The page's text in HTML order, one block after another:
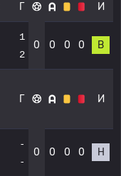
Г И
1
2
0 0 0 0 В
Г И
-
-
0 0 0 0 Н